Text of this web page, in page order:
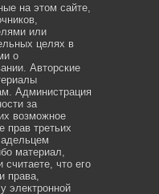
на этом сайте,
или
целях в
о
Авторские
Администрация
за
возможное
прав третьих
материал,
считаете, что его
права,
электронной